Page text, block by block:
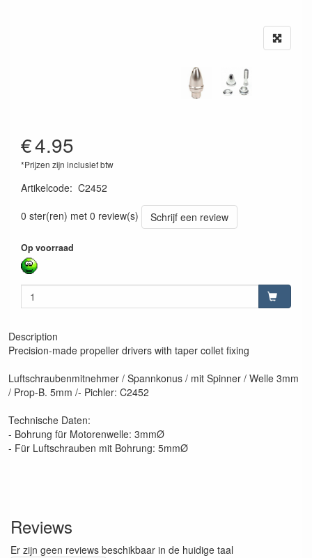
€4.95
*Prijzen zijn inclusief btw
Artikelcode: C2452
0 ster(ren) met 0 review(s)
Schrijf een review
Op voorraad
Description
Precision-made propeller drivers with taper collet fixing
Luftschraubenmitnehmer / Spannkonus / mit Spinner / Welle 3mm
/ Prop-B. 5mm /- Pichler: C2452
Technische Daten:
- Bohrung für Motorenwelle: 3mmØ
- Für Luftschrauben mit Bohrung: 5mmØ
Reviews
Er zijn geen reviews beschikbaar in de huidige taal